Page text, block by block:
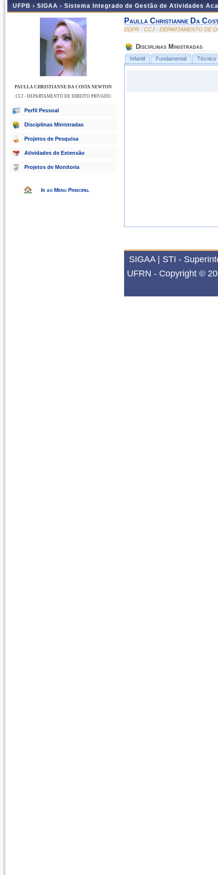
UFPB › SIGAA - Sistema Integrado de Gestão de Atividades
PAULLA CHRISTIANNE DA COSTA NEWTON
CCJ - DEPARTAMENTO DE DIREITO PRIVADO
Perfil Pessoal
Disciplinas Ministradas
Projetos de Pesquisa
Atividades de Extensão
Projetos de Monitoria
Ir ao Menu Principal
Paulla Christianne Da
DDPR - CCJ - DEPARTAMENTO DE
Disciplinas Ministradas
Infantil Fundamental Técnico
SIGAA | STI -
UFRN - Copyright ©